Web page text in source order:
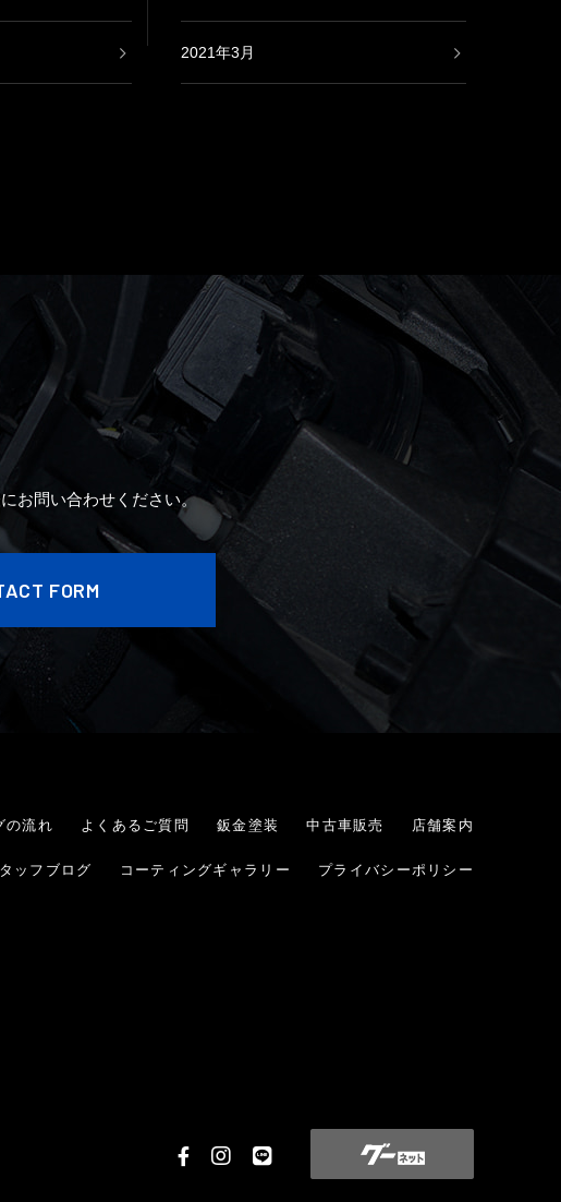
2021年3月
2020年7月
2020年6月
2020年5月
2020年4月
お問い合わせください。
FORM
の流れ よくあるご質問 鈑金塗装 中古車販売 店舗案内
ッフブログ コーティングギャラリー プライバシーポリシー